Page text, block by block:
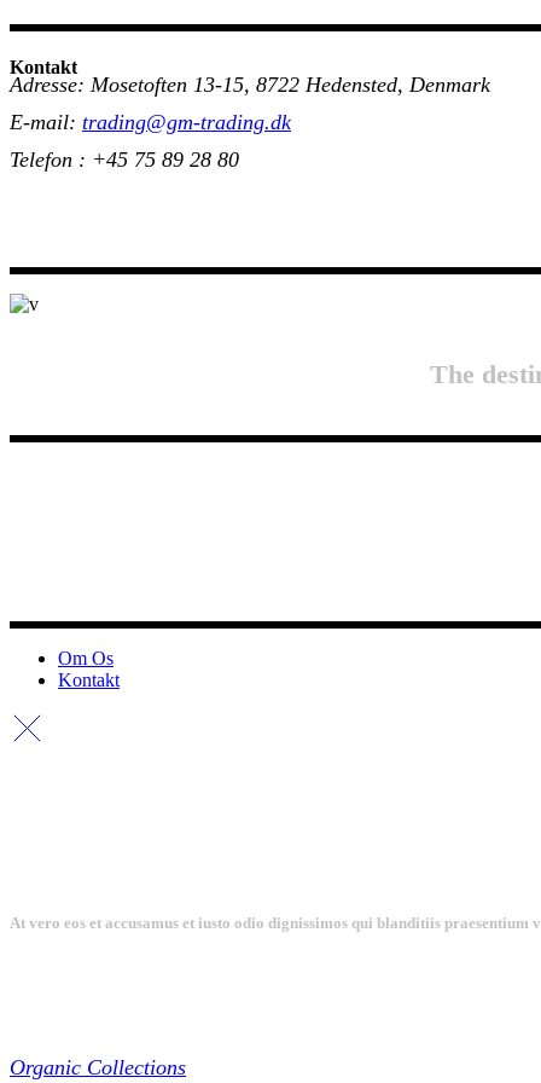
Kontakt
Adresse: Mosetoften 13-15, 8722 Hedensted, Denmark
E-mail: trading@gm-trading.dk
Telefon : +45 75 89 28 80
The
Om Os
Kontakt
At vero eos et accusamus et iusto odio dignissimos qui blanditiis praesentium
Organic Collections